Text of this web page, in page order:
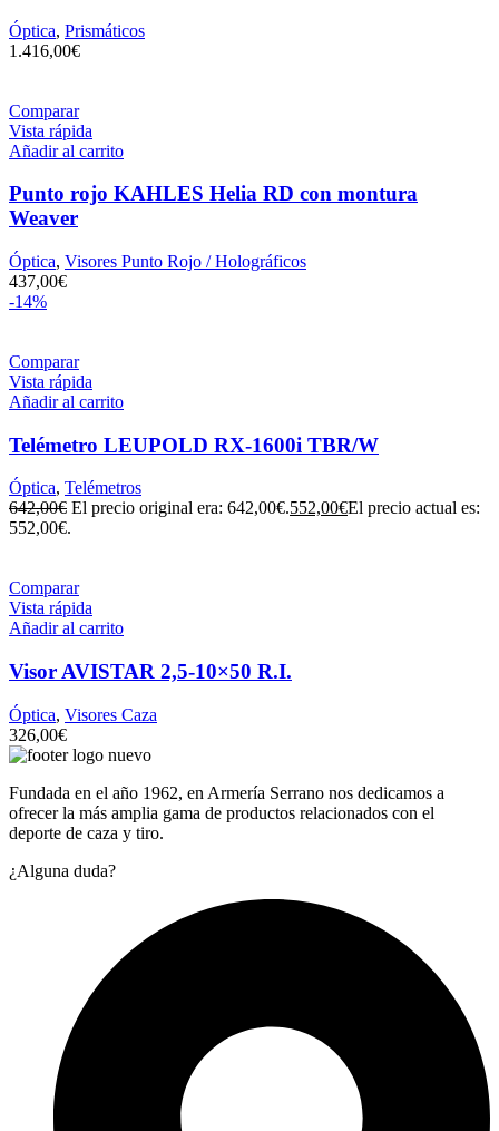
Óptica, Prismáticos
1.416,00€
Comparar
Vista rápida
Añadir al carrito
Punto rojo KAHLES Helia RD con montura
Weaver
Óptica, Visores Punto Rojo / Holográficos
437,00€
-14%
Comparar
Vista rápida
Añadir al carrito
Telémetro LEUPOLD RX-1600i TBR/W
Óptica, Telémetros
642,00€ El precio original era: 642,00€.552,00€El precio actual es:
552,00€.
Comparar
Vista rápida
Añadir al carrito
Visor AVISTAR 2,5-10×50 R.I.
Óptica, Visores Caza
326,00€
Fundada en el año 1962, en Armería Serrano nos dedicamos a
ofrecer la más amplia gama de productos relacionados con el
deporte de caza y tiro.
¿Alguna duda?